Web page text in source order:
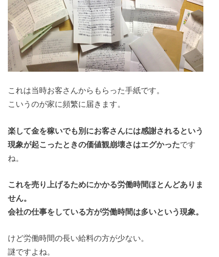
これは当時お客さんからもらった手紙です。
こいうのが家に頻繁に届きます。
楽して金を稼いでも別にお客さんには感謝されるという
現象が起こったときの価値観崩壊さはエグかったです
ね。
これを売り上げるためにかかる労働時間ほとんどありま
せん。
会社の仕事をしている方が労働時間は多いという現象。
けど労働時間の長い給料の方が少ない。
謎ですよね。